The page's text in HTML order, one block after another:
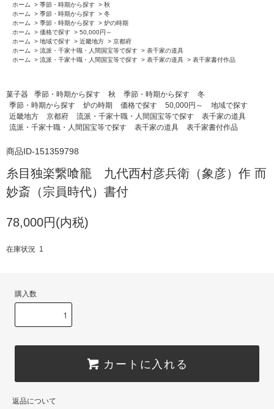
ホーム
> 季節・時期から探す > 秋
ホーム
> 季節・時期から探す > 冬
ホーム
> 季節・時期から探す > 炉の時期
ホーム
> 価格で探す > 50,000円～
ホーム
> 地域で探す > 近畿地方 > 京都府
ホーム
> 流派・千家十職・人間国宝等で探す > 表千家の道具
ホーム
> 流派・千家十職・人間国宝等で探す > 表千家の道具 > 表千家書付作品
菓子器 季節・時期から探す 秋 季節・時期から探す
冬
季節・時期から探す
炉の時期 価格で探す 50,000円～
地域で探す
近畿地方
京都府 流派・千家十職・人間国宝等で探す
表千家の道具
流派・千家十職・人間国宝等で探す
表千家の道具 表千家書付作品
商品ID-151359798
糸目独楽繋喰籠 九代西村彦兵衛（象彦）作 而
妙斎（宗員時代）書付
78,000円(内税)
在庫状況 1
購入数
カートに入れる
返品について